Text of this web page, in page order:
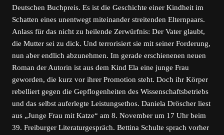
Deutschen Buchpreis. Es ist die Geschichte einer Kindheit im
Schatten eines unentwegt miteinander streitenden Elternpaars.
Anlass für das nicht zu heilende Zerwürfnis: Der Vater glaubt,
die Mutter sei zu dick. Und terrorisiert sie mit seiner Forderung,
nun aber endlich abzunehmen. Im gerade erschienenen neuen
Roman der Autorin ist aus dem Kind Ela eine junge Frau
geworden, die kurz vor ihrer Promotion steht. Doch ihr Körper
rebelliert gegen die Gepflogenheiten des Wissenschaftsbetriebs
und das selbst auferlegte Leistungs­ethos. Daniela Dröscher liest
aus „Junge Frau mit Katze“ am 8. November um 17 Uhr beim
39. Freiburger Literaturgespräch. Bettina Schulte sprach vorher